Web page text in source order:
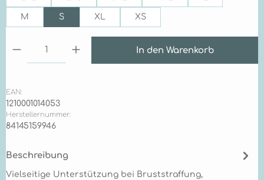
M S XL XS
Produkt Anzahl: Gib den gewünschten Wert
In den Warenkorb
EAN:
1210001014053
Herstellernummer:
84145159946
Beschreibung
Vielseitige Unterstützung bei Bruststraffung,